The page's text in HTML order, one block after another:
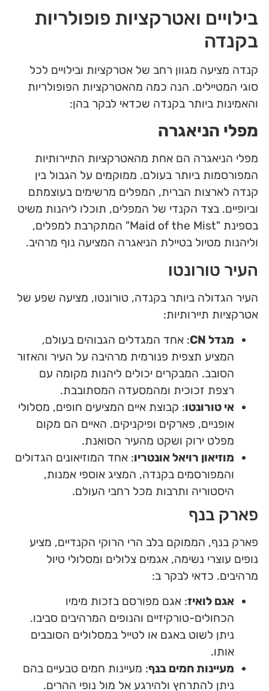
בילויים ואטרקציות פופולריות
בקנדה
קנדה מציעה מגוון רחב של אטרקציות ובילויים לכל
סוגי המטיילים. הנה כמה מהאטרקציות הפופולריות
והאמינות ביותר בקנדה שכדאי לבקר בהן:
מפלי הניאגרה
מפלי הניאגרה הם אחת מהאטרקציות התיירותיות
המפורסמות ביותר בעולם. ממוקמים על הגבול בין
קנדה לארצות הברית, המפלים מרשימים בעוצמתם
וביופיים. בצד הקנדי של המפלים, תוכלו ליהנות משיט
בספינת "Maid of the Mist" המתקרבת למפלים,
וליהנות מטיול בטיילת הניאגרה המציעה נוף מרהיב.
העיר טורונטו
העיר הגדולה ביותר בקנדה, טורונטו, מציעה שפע של
אטרקציות תיירותיות:
מגדל CN
: אחד המגדלים הגבוהים בעולם,
המציע תצפית פנורמית מרהיבה על העיר והאזור
הסובב. המבקרים יכולים ליהנות מקומה עם
רצפת זכוכית ומהמסעדה המסתובבת.
אי טורונטו: קבוצת איים המציעים חופים, מסלולי
אופניים, פארקים ופיקניקים. האיים הם מקום
מפלט ירוק ושקט מהעיר הסואנת.
מוזיאון רויאל אונטריו: אחד המוזיאונים הגדולים
והמפורסמים בקנדה, המציג אוספי אמנות,
היסטוריה ותרבות מכל רחבי העולם.
פארק בנף
פארק בנף, הממוקם בלב הרי הרוקי הקנדיים, מציע
נופים עוצרי נשימה, אגמים צלולים ומסלולי טיול
מרהיבים. כדאי לבקר ב:
אגם לואיז: אגם מפורסם בזכות מימיו
הכחולים-טורקיזיים והנופים המרהיבים סביבו.
ניתן לשוט באגם או לטייל במסלולים הסובבים
אותו.
מעיינות חמים בנף: מעיינות חמים טבעיים בהם
ניתן להתרחץ ולהירגע אל מול נופי ההרים.